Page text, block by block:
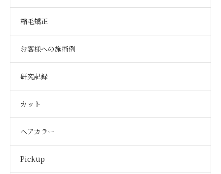
縮毛矯正
お客様への施術例
研究記録
カット
ヘアカラー
Pickup